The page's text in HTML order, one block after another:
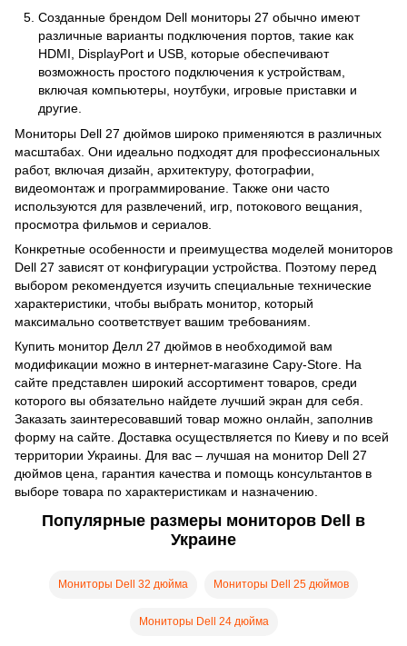
Созданные брендом Dell мониторы 27 обычно имеют
различные варианты подключения портов, такие как
HDMI, DisplayPort и USB, которые обеспечивают
возможность простого подключения к устройствам,
включая компьютеры, ноутбуки, игровые приставки и
другие.
Мониторы Dell 27 дюймов широко применяются в различных
масштабах. Они идеально подходят для профессиональных
работ, включая дизайн, архитектуру, фотографии,
видеомонтаж и программирование. Также они часто
используются для развлечений, игр, потокового вещания,
просмотра фильмов и сериалов.
Конкретные особенности и преимущества моделей мониторов
Dell 27 зависят от конфигурации устройства. Поэтому перед
выбором рекомендуется изучить специальные технические
характеристики, чтобы выбрать монитор, который
максимально соответствует вашим требованиям.
Купить монитор Делл 27 дюймов в необходимой вам
модификации можно в интернет-магазине Capy-Store. На
сайте представлен широкий ассортимент товаров, среди
которого вы обязательно найдете лучший экран для себя.
Заказать заинтересовавший товар можно онлайн, заполнив
форму на сайте. Доставка осуществляется по Киеву и по всей
территории Украины. Для вас – лучшая на монитор Dell 27
дюймов цена, гарантия качества и помощь консультантов в
выборе товара по характеристикам и назначению.
Популярные размеры мониторов Dell в
Украине
Мониторы Dell 32 дюйма Мониторы Dell 25 дюймов
Мониторы Dell 24 дюйма